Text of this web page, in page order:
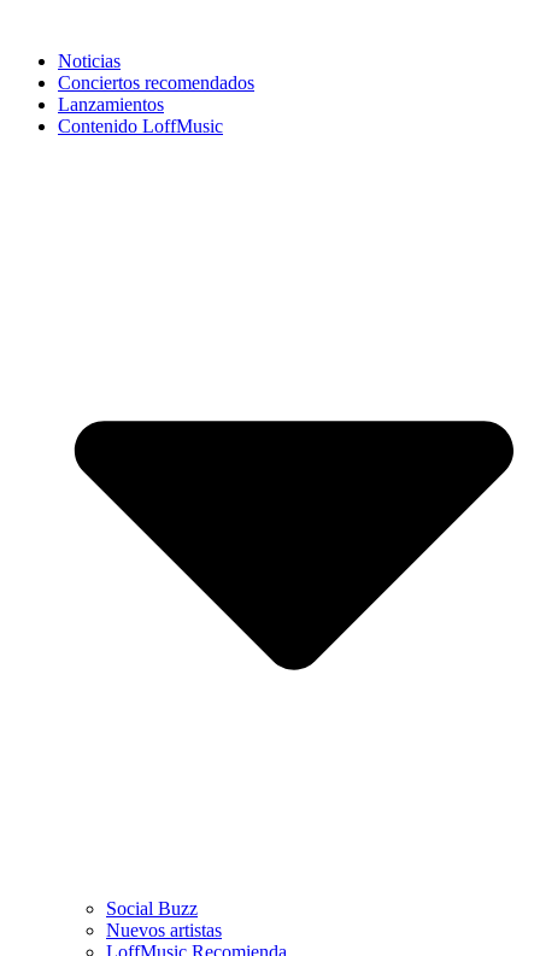
Noticias
Conciertos recomendados
Lanzamientos
Contenido LoffMusic
Social Buzz
Nuevos artistas